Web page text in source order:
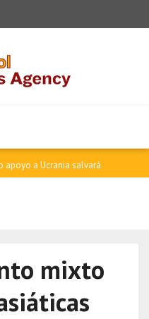
apoyo a Ucrania salvará
mixto